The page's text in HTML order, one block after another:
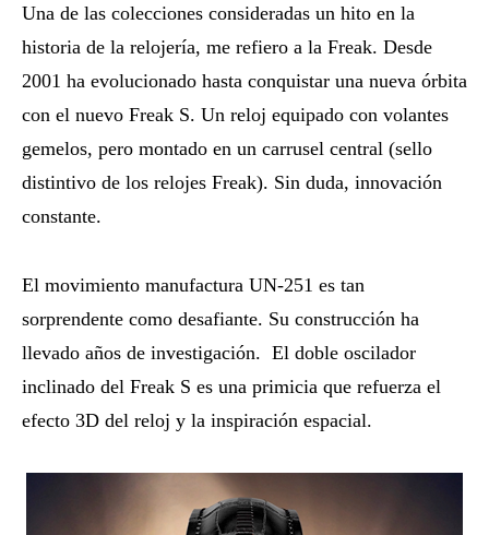
Una de las colecciones consideradas un hito en la
historia de la relojería, me refiero a la Freak. Desde
2001 ha evolucionado hasta conquistar una nueva órbita
con el nuevo Freak S. Un reloj equipado con volantes
gemelos, pero montado en un carrusel central (sello
distintivo de los relojes Freak). Sin duda, innovación
constante.
El movimiento manufactura UN-251 es tan
sorprendente como desafiante. Su construcción ha
llevado años de investigación. El doble oscilador
inclinado del Freak S es una primicia que refuerza el
efecto 3D del reloj y la inspiración espacial.